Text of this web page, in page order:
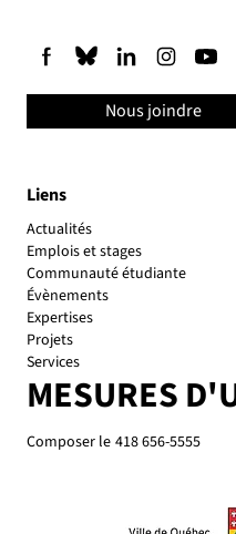
Liens
Actualités
Emplois et stages
Communauté étudiante
Évènements
Expertises
Projets
Services
MESURES
Composer le 418 656-5555
Nous joindre